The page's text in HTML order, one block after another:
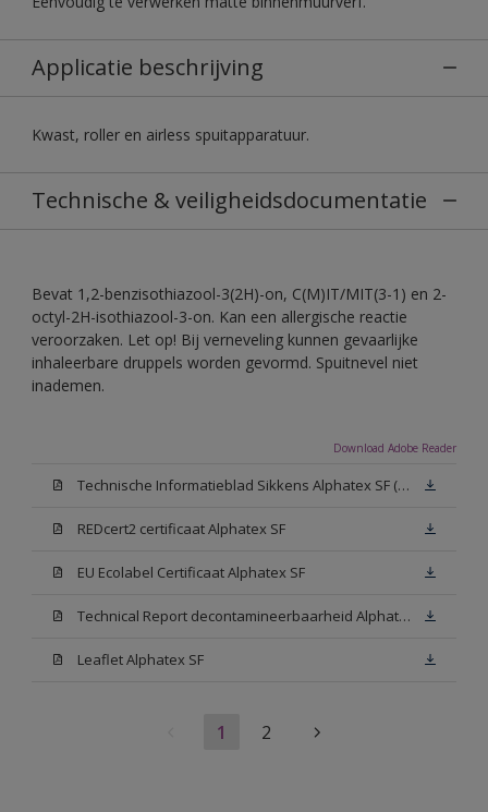
Applicatie beschrijving
Kwast, roller en airless spuitapparatuur.
Technische & veiligheidsdocumentatie
Bevat 1,2-benzisothiazool-3(2H)-on, C(M)IT/MIT(3-1) en 2-
octyl-2H-isothiazool-3-on. Kan een allergische reactie
veroorzaken. Let op! Bij verneveling kunnen gevaarlijke
inhaleerbare druppels worden gevormd. Spuitnevel niet
inademen.
Download Adobe Reader
Technische Informatieblad Sikkens Alphatex SF (PDF)
REDcert2 certificaat Alphatex SF
EU Ecolabel Certificaat Alphatex SF
Technical Report decontamineerbaarheid Alphatex SF
Leaflet Alphatex SF
1 2